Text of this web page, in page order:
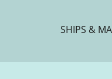
SHIPS &